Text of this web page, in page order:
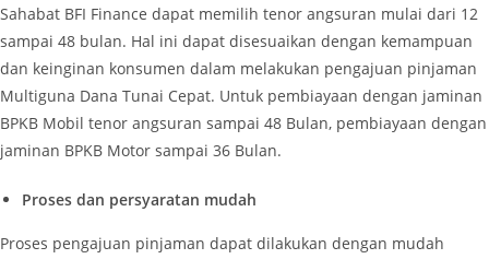
Sahabat BFI Finance dapat memilih tenor angsuran mulai dari 12
sampai 48 bulan. Hal ini dapat disesuaikan dengan kemampuan
dan keinginan konsumen dalam melakukan pengajuan pinjaman
Multiguna Dana Tunai Cepat. Untuk pembiayaan dengan jaminan
BPKB Mobil tenor angsuran sampai 48 Bulan, pembiayaan dengan
jaminan BPKB Motor sampai 36 Bulan.
Proses dan persyaratan mudah
Proses pengajuan pinjaman dapat dilakukan dengan mudah